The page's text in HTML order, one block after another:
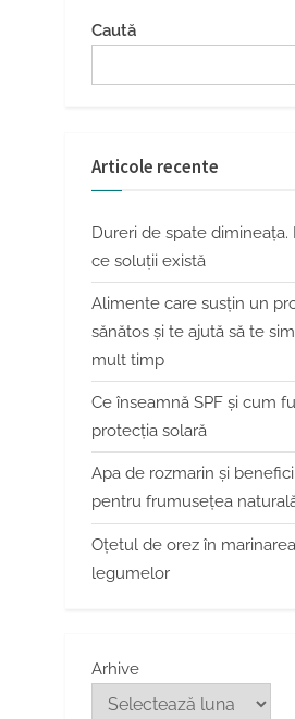
Caută
Articole recente
Dureri de spate dimineața.
ce soluții există
Alimente care susțin un
sănătos și te ajută să te
mult timp
Ce înseamnă SPF și cum
protecția solară
Apa de rozmarin și
pentru frumusețea
Oțetul de orez în
legumelor
Arhive